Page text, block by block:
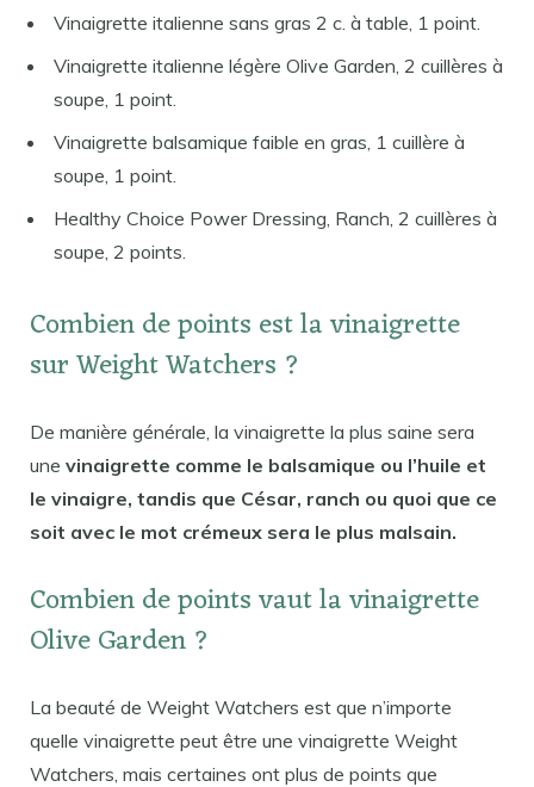
Vinaigrette italienne sans gras 2 c. à table, 1 point.
Vinaigrette italienne légère Olive Garden, 2 cuillères à
soupe, 1 point.
Vinaigrette balsamique faible en gras, 1 cuillère à
soupe, 1 point.
Healthy Choice Power Dressing, Ranch, 2 cuillères à
soupe, 2 points.
Combien de points est la vinaigrette
sur Weight Watchers ?
De manière générale, la vinaigrette la plus saine sera
une vinaigrette comme le balsamique ou l’huile et
le vinaigre, tandis que César, ranch ou quoi que ce
soit avec le mot crémeux sera le plus malsain.
Combien de points vaut la vinaigrette
Olive Garden ?
La beauté de Weight Watchers est que n’importe
quelle vinaigrette peut être une vinaigrette Weight
Watchers, mais certaines ont plus de points que